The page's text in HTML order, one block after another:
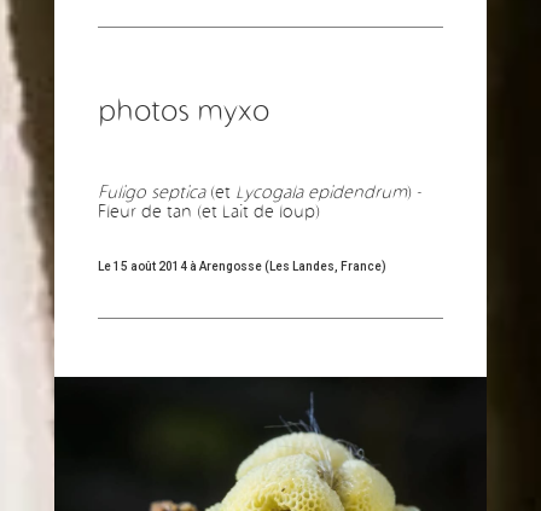
photos myxo
Fuligo septica(et Lycogala epidendrum) -
Fleur de tan (et Lait de loup)
Le 15 août 2014 à Arengosse (Les Landes, France)